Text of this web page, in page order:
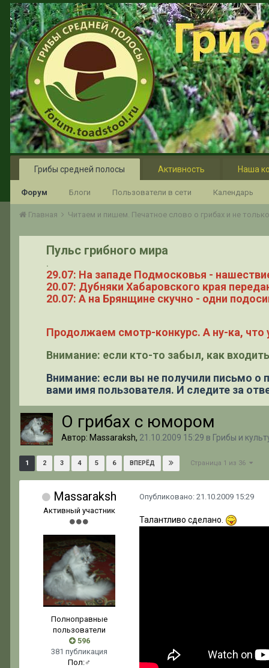
Грибы средней полосы
Форум Блоги Пользователи в сети Календарь
Активность Наша
Главная Читаем и пишем. Печатное слово о грибах и не только
Пульс грибного мира
.
29.07: На западе Подмосковья -
20.07: Дубняки Хабаровского края
20.07: А на Брянщине скучно - одни
Продолжаем смотр-конкурс. А ну-ка, что
Внимание: если кто-то забыл, как
Внимание: если вы не получили письмо о
вами имя пользователя. И следите за
О грибах с юмором
Автор: Massaraksh, 21.10.2009 15:29 в Грибы и
1 2 3 4 5 6 ВПЕРЁД Страница 1 из 36
Massaraksh
Активный участник
Полноправные
пользователи
596
381 публикация
Пол:♂
Опубликовано: 21.10.2009 15:29
Талантливо сделано.